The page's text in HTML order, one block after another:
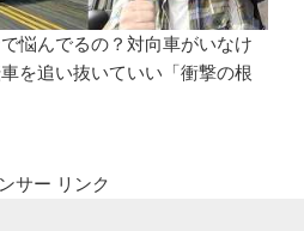
悩んでるの？対向車がいなけ
を追い抜いていい「衝撃の根
サー リンク